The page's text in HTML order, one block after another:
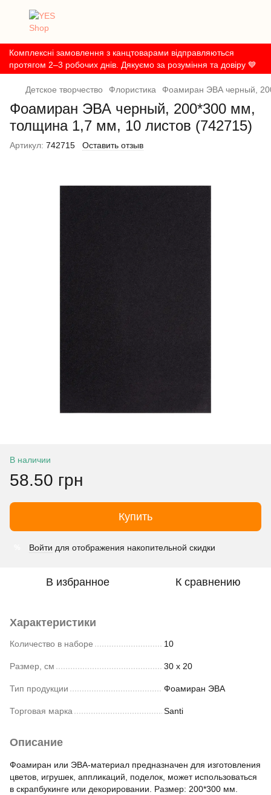
Комплексні замовлення з канцтоварами відправляються
протягом 2–3 робочих днів. Дякуємо за розуміння та довіру 💙
Детское творчество Флористика Фоамиран ЭВА черный,
Фоамиран ЭВА черный, 200*300 мм,
толщина 1,7 мм, 10 листов (742715)
Артикул: 742715 Оставить отзыв
В наличии
58.50 грн
Купить
Войти для отображения накопительной скидки
В избранное К сравнению
Характеристики
Количество в наборе 10
Размер, см 30 х 20
Тип продукции Фоамиран ЭВА
Торговая марка Santi
Описание
Фоамиран или ЭВА-материал предназначен для изготовления
цветов, игрушек, аппликаций, поделок, может использоваться
в скрапбукинге или декорировании. Размер: 200*300 мм.